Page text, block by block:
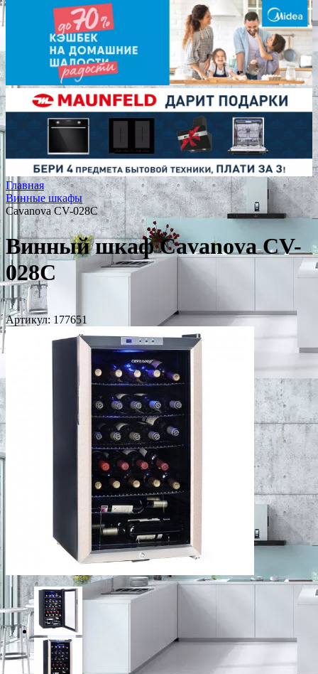
Главная
Винные шкафы
Cavanova CV-028C
Винный шкаф Cavanova CV-
028C
Артикул: 177651